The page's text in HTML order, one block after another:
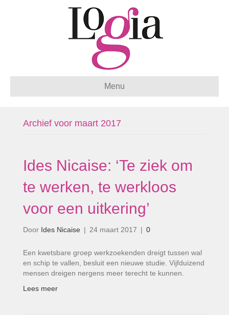
Menu
Archief voor maart 2017
Ides Nicaise: ‘Te ziek om
te werken, te werkloos
voor een uitkering’
Door Ides Nicaise | 24 maart 2017 | 0
Een kwetsbare groep werkzoekenden dreigt tussen wal
en schip te vallen, besluit een nieuwe studie. Vijfduizend
mensen dreigen nergens meer terecht te kunnen.
Lees meer